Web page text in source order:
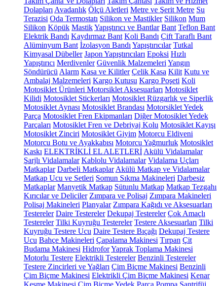
Dolapları Avadanlık Ölçü Aletleri Metre ve Şerit Metre Su
Terazisi Oda Termostatı Silikon ve Mastikler Silikon Mum
Silikon Köpük MastikYapıştırıcı ve Bantlar Bant Teflon Bant
Elektrik Bandı Kaydırmaz Bant Koli Bandı Çift Taraflı Bant
Alüminyum Bant İzolasyon Bandı Yapıştırıcılar Tutkal
Kimyasal Dübeller Japon Yapıştırıcıları Epoksi Hızlı
Yapıştırıcı Merdivenler Güvenlik Malzemeleri Yangın
Söndürücü Alarm Kasa ve Kilitler Çelik Kasa Kilit Kutu ve
Ambalaj Malzemeleri Kargo Kutusu Kargo Poşeti Koli
Motosiklet Ürünleri Motorsiklet Aksesuarları Motosiklet
Kilidi Motosiklet Stickerları Motosiklet Rüzgarlık ve Siperlik
Motosiklet Aynası Motosiklet Brandası Motorsiklet Yedek
Parça Motosiklet Fren Ekipmanları Diğer Motosiklet Yedek
Parçaları Motosiklet Fren ve Debriyaj Kolu Motosiklet Kayışı
Motosiklet Zinciri Motosiklet Giyim Motorcu Eldiveni
Motorcu Botu ve Ayakkabısı Motorcu Yağmurluk Motosiklet
Kaskı ELEKTRİKLİ EL ALETLERİ Akülü Vidalamalar
Şarjlı Vidalamalar Kablolu Vidalamalar Vidalama Uçları
Matkaplar Darbeli Matkaplar Akülü Matkap ve Vidalamalar
Matkap Ucu ve Setleri Somun Sıkma Makineleri Darbesiz
Matkaplar Manyetik Matkap Sütunlu Matkap Matkap Tezgahı
Kırıcılar ve Deliciler Zımpara ve Polisaj Zımpara Makineleri
Polisaj Makineleri Planyalar Zımpara Kağıdı ve Aksesuarları
Testereler Daire Testereler Dekupaj Testereler Çok Amaçlı
Testereler Tilki Kuyruğu Testereler Testere Aksesuarları Tilki
Kuyruğu Testere Ucu Daire Testere Bıçağı Dekupaj Testere
Ucu Bahçe Makineleri Çapalama Makinesi Tırpan Çit
Budama Makinesi HidroforYaprak Toplama Makinesi
Motorlu Testere Elektrikli Testereler Benzinli Testereler
Testere Zincirleri ve Yağları Çim Biçme Makinesi Benzinli
Çim Biçme Makinesi Elektrikli Çim Biçme Makinesi Kenar
Kesme Makinesi Çim Biçme Yedek Parça Pompa Santrifüj